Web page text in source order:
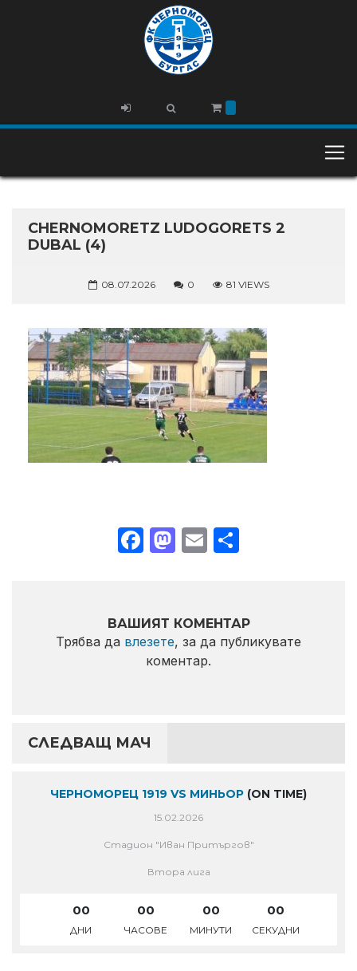
CHERNOMORETZ LUDOGORETS 2
DUBAL (4)
08.07.2026 0 81 VIEWS
Facebook
Mastodon
Email
ВАШИЯТ КОМЕНТАР
Трябва да влезете, за да публикувате
коментар.
СЛЕДВАЩ МАЧ
ЧЕРНОМОРЕЦ 1919 VS МИНЬОР (ON TIME)
15.02.2026
Стадион "Иван Притъргов"
Втора лига
00
ДНИ
00
ЧАСОВЕ
00
МИНУТИ
00
СЕКУДНИ